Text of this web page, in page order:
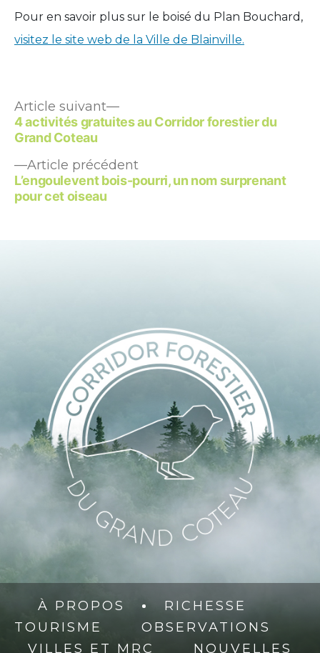
Pour en savoir plus sur le boisé du Plan Bouchard,
visitez le site web de la Ville de Blainville.
Navigation
de
l’article
Article précédent
précédent :
L’engoulevent bois-pourri, un nom surprenant
pour cet oiseau
Article suivant
Article
suivant :
4 activités gratuites au Corridor forestier du
Grand Coteau
À PROPOS
RICHESSE
TOURISME
OBSERVATIONS
VILLES ET MRC
NOUVELLES